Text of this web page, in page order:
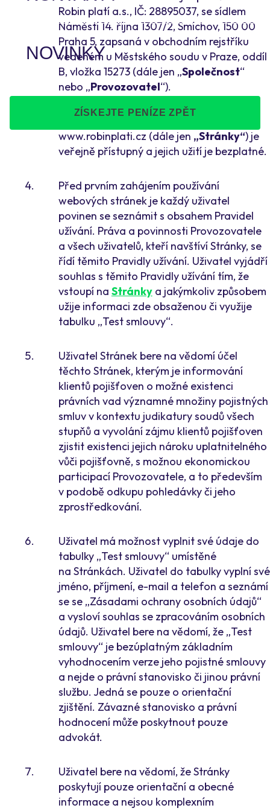
NOVINKY
ZÍSKEJTE PENÍZE ZPĚT
Robin platí a.s., IČ: 28895037, se sídlem
Náměstí 14. října 1307/2, Smíchov, 150 00
Praha 5, zapsaná v obchodním rejstříku
vedeném u Městského soudu v Praze, oddíl
B, vložka 15273 (dále jen „Společnost“
nebo „Provozovatel“).
www.robinplati.cz (dále jen „Stránky“) je
veřejně přístupný a jejich užití je bezplatné.
Před prvním zahájením používání
webových stránek je každý uživatel
povinen se seznámit s obsahem Pravidel
užívání. Práva a povinnosti Provozovatele
a všech uživatelů, kteří navštíví Stránky, se
řídí těmito Pravidly užívání. Uživatel vyjádří
souhlas s těmito Pravidly užívání tím, že
vstoupí na Stránkya jakýmkoliv způsobem
užije informaci zde obsaženou či využije
tabulku „Test smlouvy“.
Uživatel Stránek bere na vědomí účel
těchto Stránek, kterým je informování
klientů pojišťoven o možné existenci
právních vad významné množiny pojistných
smluv v kontextu judikatury soudů všech
stupňů a vyvolání zájmu klientů pojišťoven
zjistit existenci jejich nároku uplatnitelného
vůči pojišťovně, s možnou ekonomickou
participací Provozovatele, a to především
v podobě odkupu pohledávky či jeho
zprostředkování.
Uživatel má možnost vyplnit své údaje do
tabulky „Test smlouvy“ umístěné
na Stránkách. Uživatel do tabulky vyplní své
jméno, příjmení, e-mail a telefon a seznámí
se se „Zásadami ochrany osobních údajů“
a vysloví souhlas se zpracováním osobních
údajů. Uživatel bere na vědomí, že „Test
smlouvy“ je bezúplatným základním
vyhodnocením verze jeho pojistné smlouvy
a nejde o právní stanovisko či jinou právní
službu. Jedná se pouze o orientační
zjištění. Závazné stanovisko a právní
hodnocení může poskytnout pouze
advokát.
Uživatel bere na vědomí, že Stránky
poskytují pouze orientační a obecné
informace a nejsou komplexním